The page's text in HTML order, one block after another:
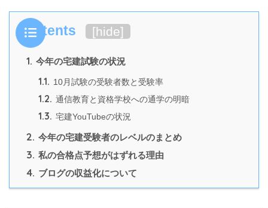
Contents [hide]
1. 今年の宅建試験の状況
1.1. 10月試験の受験者数と受験率
1.2. 通信教育と資格学校への通学の明暗
1.3. 宅建YouTubeの状況
2. 今年の宅建受験者のレベルのまとめ
3. 私の合格点予想がはずれる理由
4. ブログの収益化について